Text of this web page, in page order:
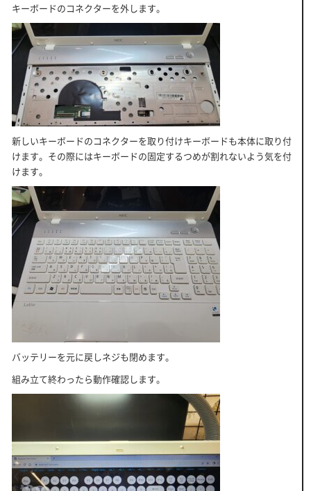
キーボードのコネクターを外します。
新しいキーボードのコネクターを取り付けキーボードも本体に取り付
けます。その際にはキーボードの固定するつめが割れないよう気を付
けます。
バッテリーを元に戻しネジも閉めます。
組み立て終わったら動作確認します。